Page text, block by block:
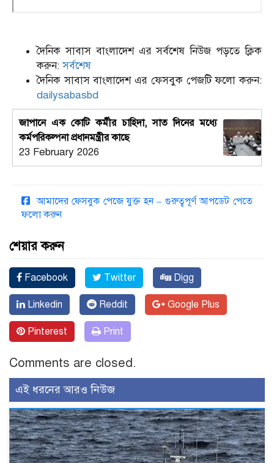
দৈনিক সাবাস বাংলাদেশ এর সর্বশেষ নিউজ পড়তে ক্লিক
করুন:সর্বশেষ
দৈনিক সাবাস বাংলাদেশ এর ফেসবুক পেজটি ফলো করুন:
dailysabasbd
জাপানে এক কোটি কর্মীর চাহিদা, সাত দিনের মধ্যে
কর্মপরিকল্পনা প্রধানমন্ত্রীর কাছে
23 February 2026
আমাদের ফেসবুক পেজে যুক্ত হন – গুরুত্বপূর্ণ আপডেট পেতে
ফলো করুন
শেয়ার করুন
Facebook Twitter Digg
Linkedin Reddit Google Plus
Pinterest Print
Comments are closed.
এই ধরনের আরও নিউজ